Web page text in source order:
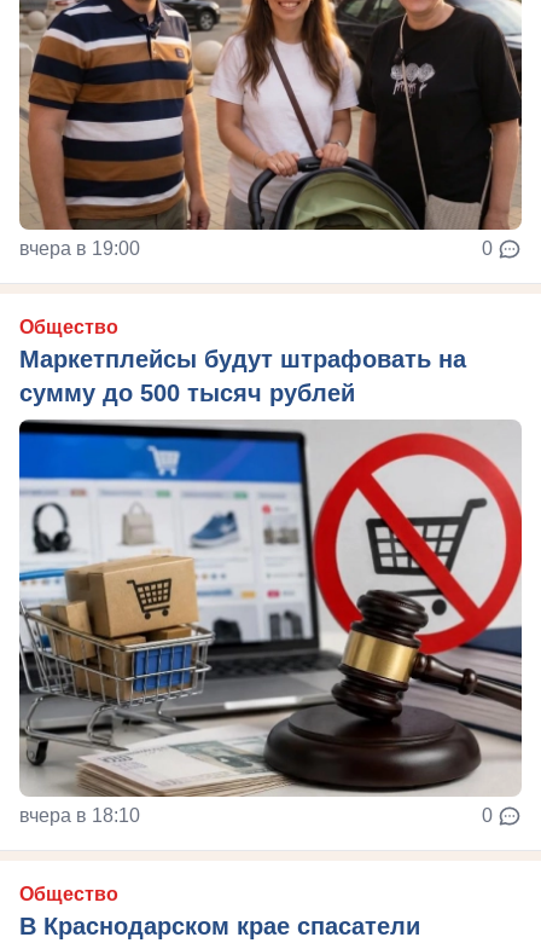
вчера в 19:00 0
Общество
Маркетплейсы будут штрафовать на
сумму до 500 тысяч рублей
вчера в 18:10 0
Общество
В Краснодарском крае спасатели